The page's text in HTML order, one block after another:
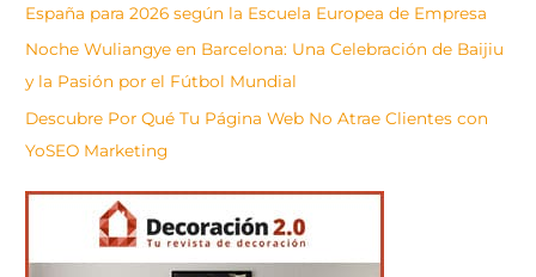
España para 2026 según la Escuela Europea de Empresa
Noche Wuliangye en Barcelona: Una Celebración de Baijiu
y la Pasión por el Fútbol Mundial
Descubre Por Qué Tu Página Web No Atrae Clientes con
YoSEO Marketing